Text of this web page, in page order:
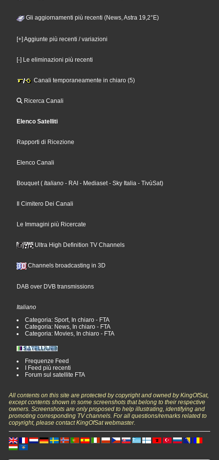
Gli aggiornamenti più recenti (News, Astra 19,2°E)
[+] Aggiunte più recenti / variazioni
[-] Le eliminazioni più recenti
Canali temporaneamente in chiaro (5)
Ricerca Canali
Elenco Satelliti
Rapporti di Ricezione
Elenco Canali
Bouquet ( Italiano - RAI - Mediaset - Sky Italia - TivùSat)
Il Cimitero Dei Canali
Le Immagini più Ricercate
Ultra High Definition TV Channels
Channels broadcasting in 3D
DAB over DVB transmissions
Italiano
Categoria: Sport, In chiaro - FTA
Categoria: News, In chiaro - FTA
Categoria: Movies, In chiaro - FTA
Frequenze Feed
I Feed più recenti
Forum sul satellite FTA
All contents on this site are protected by copyright and owned by KingOfSat,
except contents shown in some screenshots that belong to their respective
owners. Screenshots are only proposed to help illustrating, identifying and
promoting corresponding TV channels. For all questions/remarks related to
copyright, please contact KingOfSat webmaster.